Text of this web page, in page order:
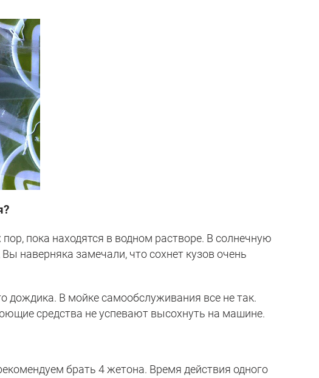
пока находятся в водном растворе. В солнечную
наверняка замечали, что сохнет кузов очень
В мойке самообслуживания все не так.
средства не успевают высохнуть на машине.
брать 4 жетона. Время действия одного